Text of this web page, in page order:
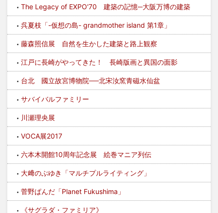
The Legacy of EXPO'70 建築の記憶─大阪万博の建築
呉夏枝「-仮想の島- grandmother island 第1章」
藤森照信展 自然を生かした建築と路上観察
江戸に長崎がやってきた！ 長崎版画と異国の面影
台北 國立故宮博物院──北宋汝窯青磁水仙盆
サバイバルファミリー
川瀬理央展
VOCA展2017
六本木開館10周年記念展 絵巻マニア列伝
大﨑のぶゆき「マルチプルライティング」
菅野ぱんだ「Planet Fukushima」
《サグラダ・ファミリア》